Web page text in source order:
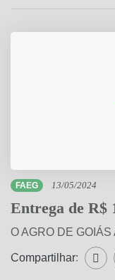
FAEG 13/05/2024
Entrega de R$
O AGRO DE
Compartilhar: